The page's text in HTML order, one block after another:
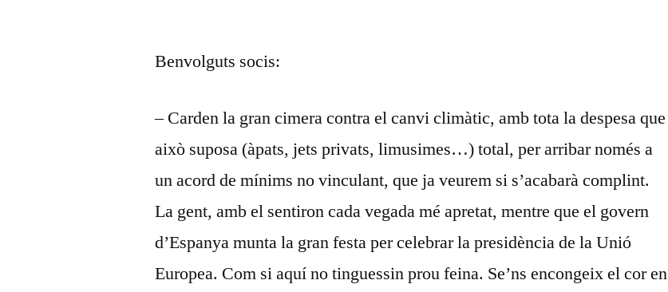
Benvolguts socis:
– Carden la gran cimera contra el canvi climàtic, amb tota la despesa que
això suposa (àpats, jets privats, limusimes…) total, per arribar només a
un acord de mínims no vinculant, que ja veurem si s’acabarà complint.
La gent, amb el sentiron cada vegada mé apretat, mentre que el govern
d’Espanya munta la gran festa per celebrar la presidència de la Unió
Europea. Com si aquí no tinguessin prou feina. Se’ns encongeix el cor en